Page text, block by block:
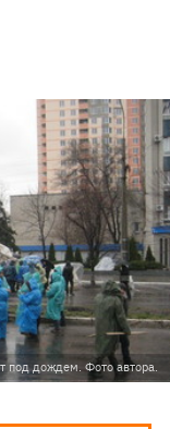
под дождем. Фото автора.